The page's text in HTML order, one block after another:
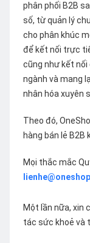
phân phối B2B
số, từ quản lý
cho phân khúc
để kết nối trực
cũng như kết
ngành và mang
nhân hóa xuyên
Theo đó,
hàng bán lẻ B2B
Mọi thắc mắc
Một lần nữa, xin
tác sức khoẻ và